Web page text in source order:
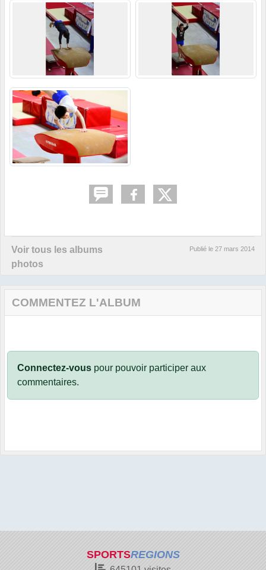
Voir tous les albums
photos
Publié le 27 mars 2014
COMMENTEZ L'ALBUM
Connectez-vous pour pouvoir participer aux
commentaires.
SPORTSREGIONS